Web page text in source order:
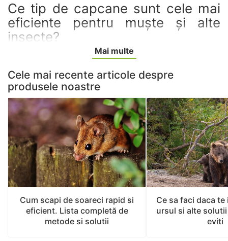
Ce tip de capcane sunt cele mai
eficiente pentru muște și alte
insecte?
Atunci când vine vorba de muște, tânțari sau alte
insecte similare, trebuie să apelezi la capcane eficiente
care să înlăture prezența acestora cât mai rapid
deoarece pot transmite boli. Noi îți recomandăm
capcanele pentru muște și insecte cu ultrasunete sau
cele UV, care se pot folosi atât în interior, cât și în
exterior.
Aceste dispozitive nu consumă multă energie, dar au
eficicacitate pe o distanță de minim 200m2 (în cazul
lămpilor anti-muște UV) sau 60mp în cazul celor cu
ultrasunete. Astfel sunt foarte avantajoase pentru casă
și grădină, însă pot fi amplasate cu succes și în locurile
unde stau animalele.
Pentru interior, îți recomandăm și capcanele cu lipici
pentru insecte, realizate din materiale non-toxice, care
Mai multe
Cele mai recente articole despre
produsele noastre
Cum scapi de soareci rapid si
eficient. Lista completă de
metode si solutii
Ce sa faci daca
ursul si alte
eviti